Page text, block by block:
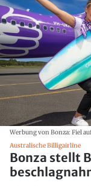
Werbung von Bonza: Fiel
Australische Billigairline
Bonza stellt